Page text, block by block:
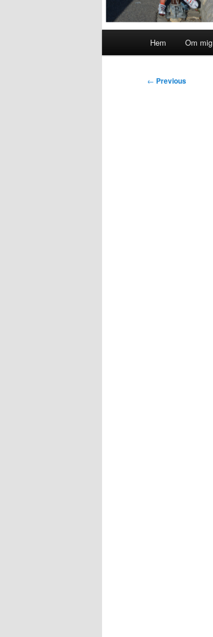
Hem Om mig
Post
← Previous